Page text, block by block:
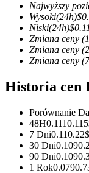
TradFi
Instrumenty
Najwyższy
Wysoki(24h)$
Niski(24h)$
Zmiana ceny
Zmiana ceny
Zmiana ceny
Historia cen
Porównanie
48H0.1110.115
7 Dni0.110.22$
30 Dni0.109
90 Dni0.109
1 Rok0.079